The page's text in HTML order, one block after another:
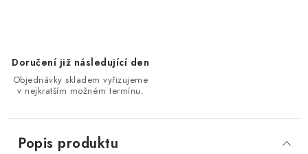
Doručení již následující den
Objednávky skladem vyřizujeme
v nejkratším možném termínu.
Popis produktu